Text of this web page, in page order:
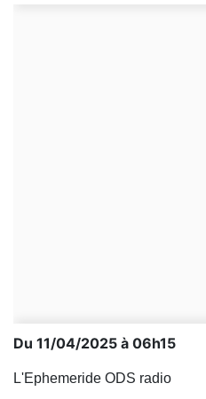
Du 11/04/2025 à 06h15
L'Ephemeride ODS radio